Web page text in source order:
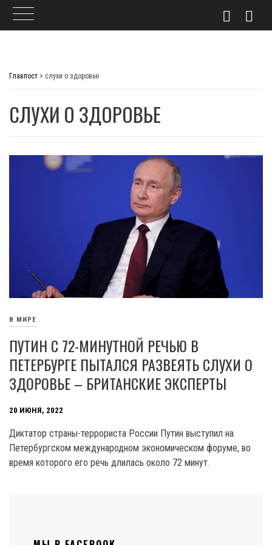
Главпост > слухи о здоровье
СЛУХИ О ЗДОРОВЬЕ
В МИРЕ
ПУТИН С 72-МИНУТНОЙ РЕЧЬЮ В
ПЕТЕРБУРГЕ ПЫТАЛСЯ РАЗВЕЯТЬ СЛУХИ О
ЗДОРОВЬЕ – БРИТАНСКИЕ ЭКСПЕРТЫ
20 ИЮНЯ, 2022
Диктатор страны-террориста России Путин выступил на
Петербургском международном экономическом форуме, во
время которого его речь длилась около 72 минут.